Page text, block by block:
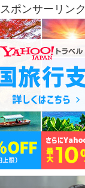
スポンサーリンク